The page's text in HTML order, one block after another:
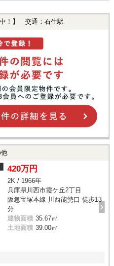
中！】 交通：石生駅
420万円
2K / 1966年
兵庫県川西市霞ケ丘2丁目
阪急宝塚本線 川西能勢口 徒歩13
分
建物面積 35.67㎡
土地面積 39.00㎡